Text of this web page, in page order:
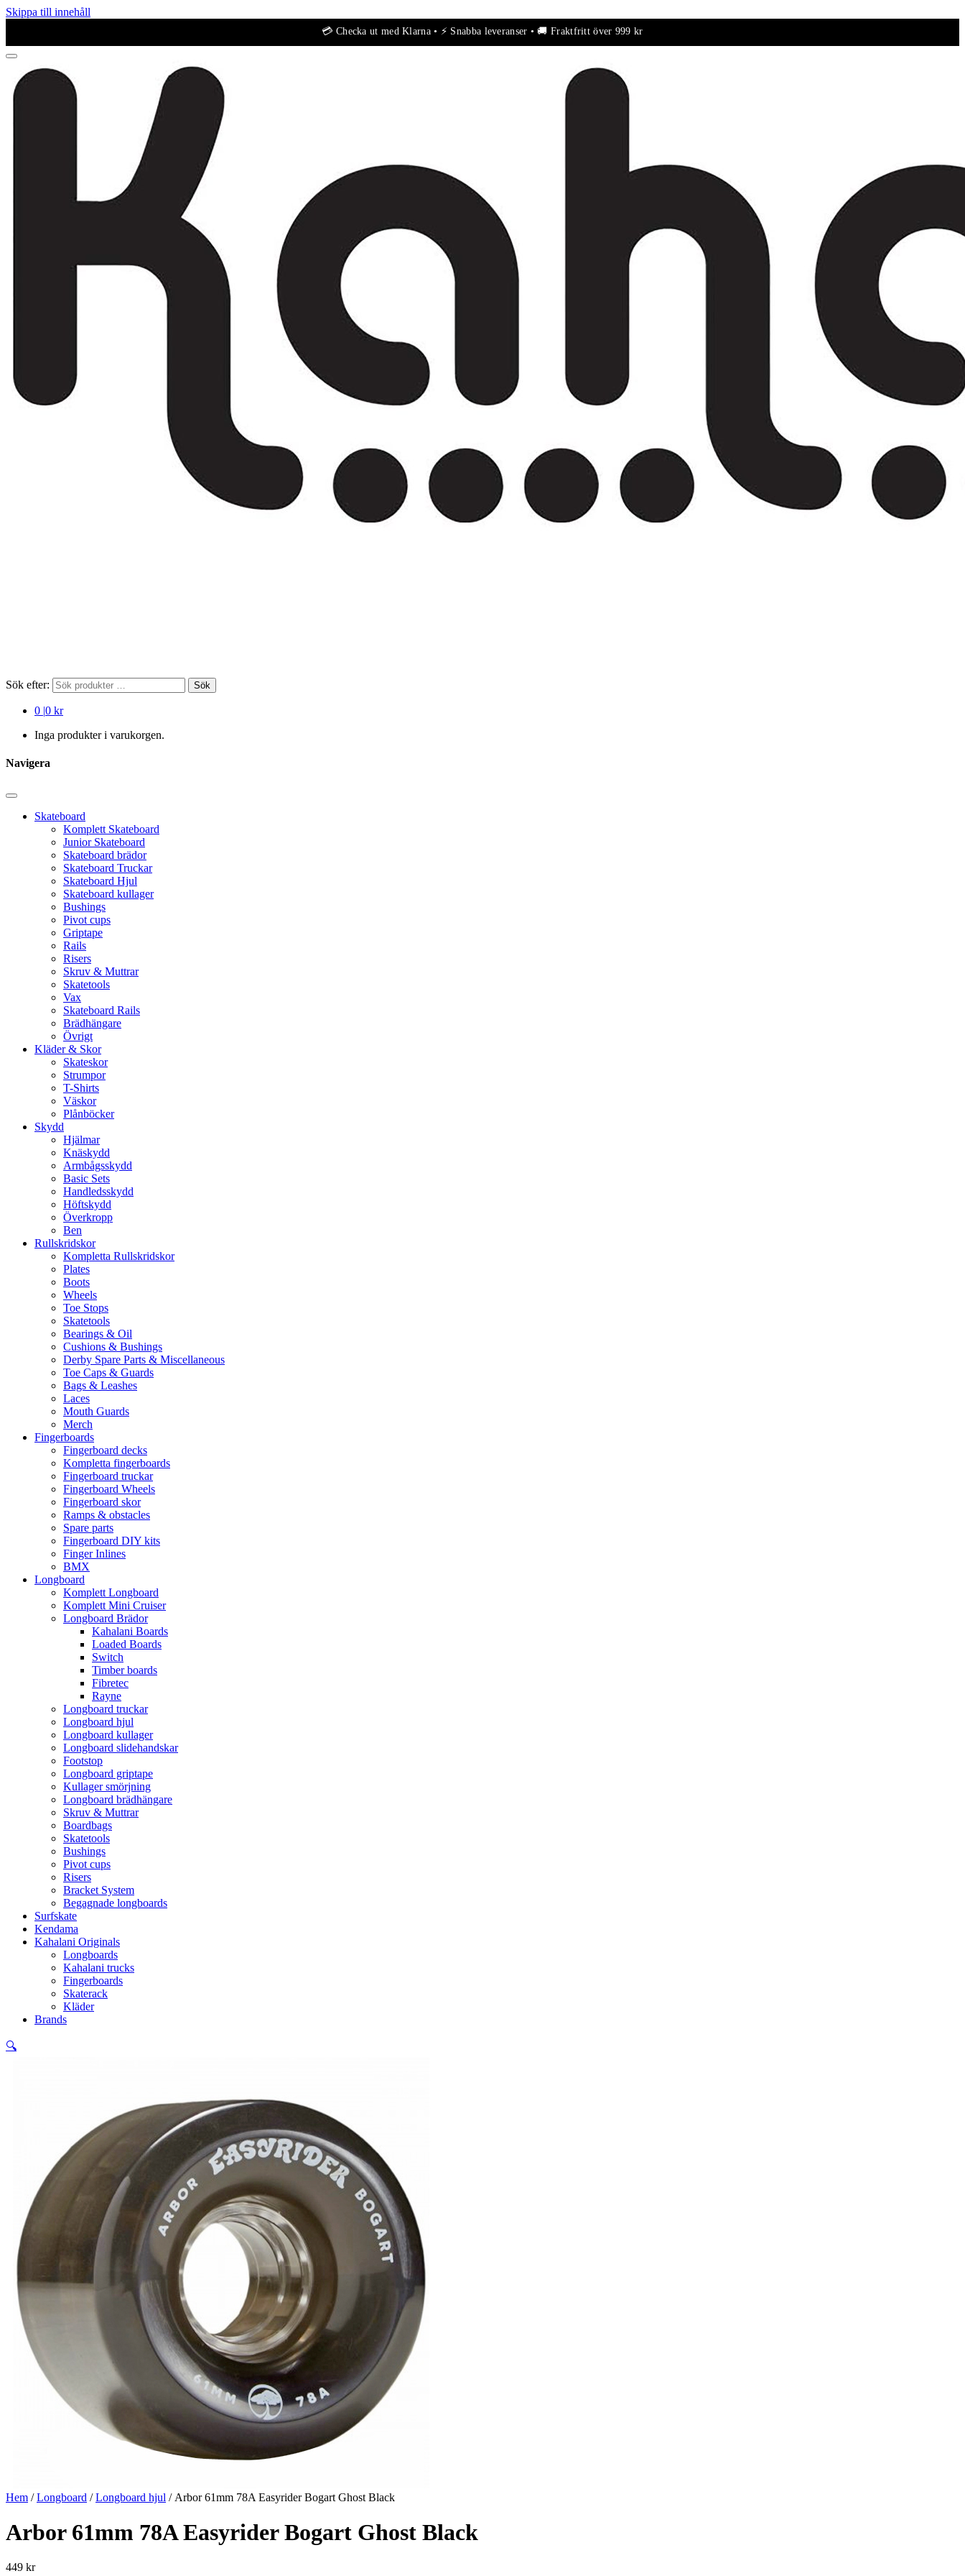
Skippa till innehåll
Sök efter: Sök
0 |0 kr
Inga produkter i varukorgen.
Navigera
Skateboard
Komplett Skateboard
Junior Skateboard
Skateboard brädor
Skateboard Truckar
Skateboard Hjul
Skateboard kullager
Bushings
Pivot cups
Griptape
Rails
Risers
Skruv & Muttrar
Skatetools
Vax
Skateboard Rails
Brädhängare
Övrigt
Kläder & Skor
Skateskor
Strumpor
T-Shirts
Väskor
Plånböcker
Skydd
Hjälmar
Knäskydd
Armbågsskydd
Basic Sets
Handledsskydd
Höftskydd
Överkropp
Ben
Rullskridskor
Kompletta Rullskridskor
Plates
Boots
Wheels
Toe Stops
Skatetools
Bearings & Oil
Cushions & Bushings
Derby Spare Parts & Miscellaneous
Toe Caps & Guards
Bags & Leashes
Laces
Mouth Guards
Merch
Fingerboards
Fingerboard decks
Kompletta fingerboards
Fingerboard truckar
Fingerboard Wheels
Fingerboard skor
Ramps & obstacles
Spare parts
Fingerboard DIY kits
Finger Inlines
BMX
Longboard
Komplett Longboard
Komplett Mini Cruiser
Longboard Brädor
Kahalani Boards
Loaded Boards
Switch
Timber boards
Fibretec
Rayne
Longboard truckar
Longboard hjul
Longboard kullager
Longboard slidehandskar
Footstop
Longboard griptape
Kullager smörjning
Longboard brädhängare
Skruv & Muttrar
Boardbags
Skatetools
Bushings
Pivot cups
Risers
Bracket System
Begagnade longboards
Surfskate
Kendama
Kahalani Originals
Longboards
Kahalani trucks
Fingerboards
Skaterack
Kläder
Brands
🔍
Hem /Longboard /Longboard hjul / Arbor 61mm 78A Easyrider Bogart Ghost Black
Arbor 61mm 78A Easyrider Bogart Ghost Black
449 kr